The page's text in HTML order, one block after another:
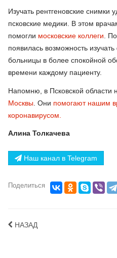
Изучать рентгеновские снимки
псковские медики. В этом
помогли московские коллеги .
появилась возможность
больницы в более спокойной
времени каждому пациенту.
Напомню, в Псковской области
Москвы . Они помогают нашим
коронавирусом.
Алина Толкачева
Наш канал в Telegram
Поделиться
НАЗАД